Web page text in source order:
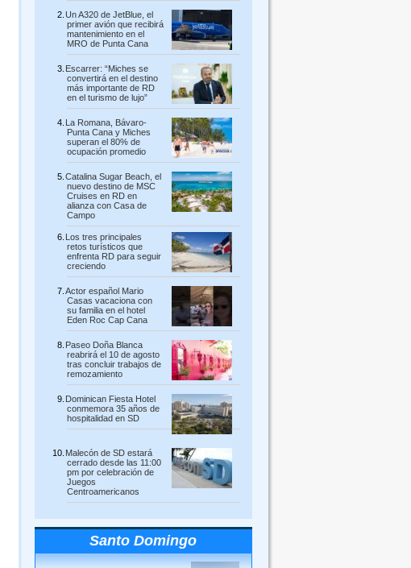
Un A320 de JetBlue, el
primer avión que recibirá
mantenimiento en el
MRO de Punta Cana
Escarrer: “Miches se
convertirá en el destino
más importante de RD
en el turismo de lujo”
La Romana, Bávaro-
Punta Cana y Miches
superan el 80% de
ocupación promedio
Catalina Sugar Beach, el
nuevo destino de MSC
Cruises en RD en
alianza con Casa de
Campo
Los tres principales
retos turísticos que
enfrenta RD para seguir
creciendo
Actor español Mario
Casas vacaciona con
su familia en el hotel
Eden Roc Cap Cana
Paseo Doña Blanca
reabrirá el 10 de agosto
tras concluir trabajos de
remozamiento
Dominican Fiesta Hotel
conmemora 35 años de
hospitalidad en SD
Malecón de SD estará
cerrado desde las 11:00
pm por celebración de
Juegos
Centroamericanos
Santo Domingo